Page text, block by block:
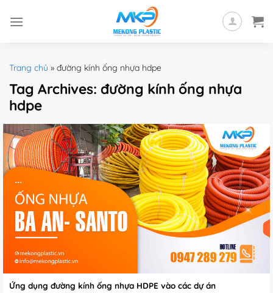
Trang chủ » đường kính ống nhựa hdpe
Tag Archives: đường kính ống nhựa
hdpe
Ứng dụng đường kính ống nhựa HDPE vào các dự án